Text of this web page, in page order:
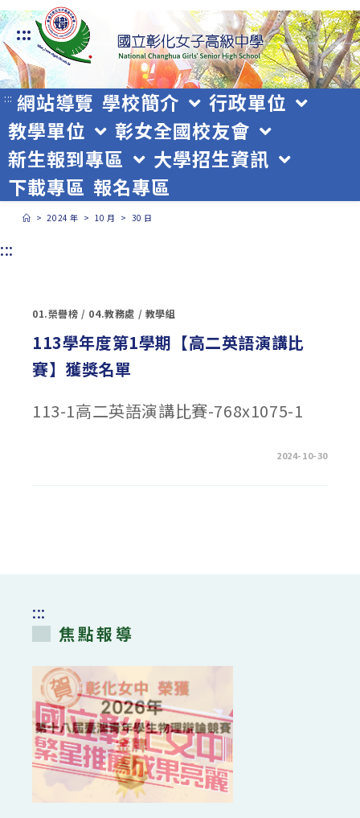
跳
轉
至
主
要
內
容
:::
::: 網站導覽 學校簡介
行政單位
教學單位
彰女全國校友會
新生報到專區
大學招生資訊
下載專區 報名專區
> 2024 年 > 10 月 > 30 日
:::
01.榮譽榜 / 04.教務處 / 教學組
113學年度第1學期【高二英語演講比
賽】獲獎名單
113-1高二英語演講比賽-768x1075-1
獎
單〉
中
2024-10-30
:::
焦點報導